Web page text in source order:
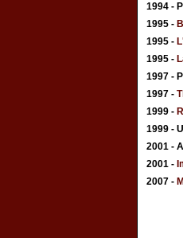
1994 -
1995 -
1995 -
1995 -
1997 -
1997 -
1999 -
1999 -
2001 -
2001 -
2007 -